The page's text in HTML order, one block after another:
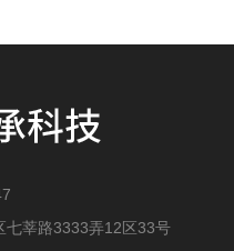
七莘路3333弄12区33号